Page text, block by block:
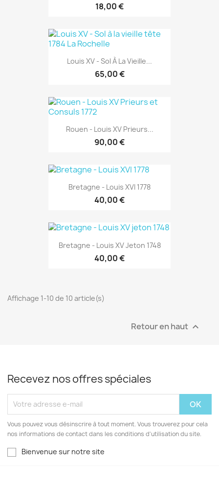
18,00 €
Louis XV - Sol À La Vieille...
65,00 €
Rouen - Louis XV Prieurs...
90,00 €
Bretagne - Louis XVI 1778
40,00 €
Bretagne - Louis XV Jeton 1748
40,00 €
Affichage 1-10 de 10 article(s)
Retour en haut 
Recevez nos offres spéciales
Vous pouvez vous désinscrire à tout moment. Vous trouverez pour cela
nos informations de contact dans les conditions d'utilisation du site.
Bienvenue sur notre site